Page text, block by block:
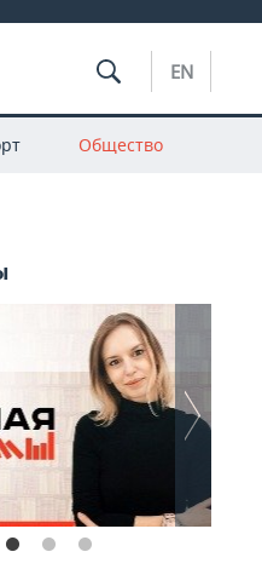
EN
Общество